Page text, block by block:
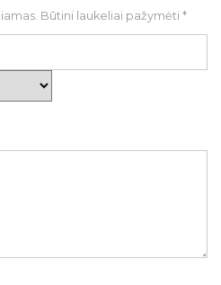
Būtini laukeliai pažymėti *